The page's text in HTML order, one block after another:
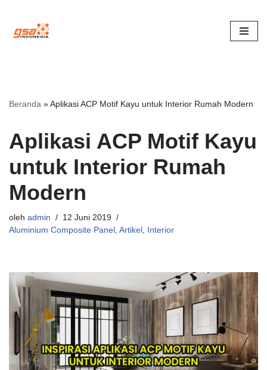
Lompat
Beranda »Aplikasi ACP Motif Kayu untuk Interior Rumah Modern
Aplikasi ACP Motif Kayu
untuk Interior Rumah
Modern
oleh admin
12 Juni 2019
Aluminium Composite Panel , Artikel , Interior